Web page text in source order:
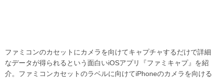
ファミコンのカセットにカメラを向けてキャプチャするだけで詳細
なデータが得られるという面白いiOSアプリ『ファミキャプ』を紹
介。ファミコンカセットのラベルに向けてiPhoneのカメラを向ける